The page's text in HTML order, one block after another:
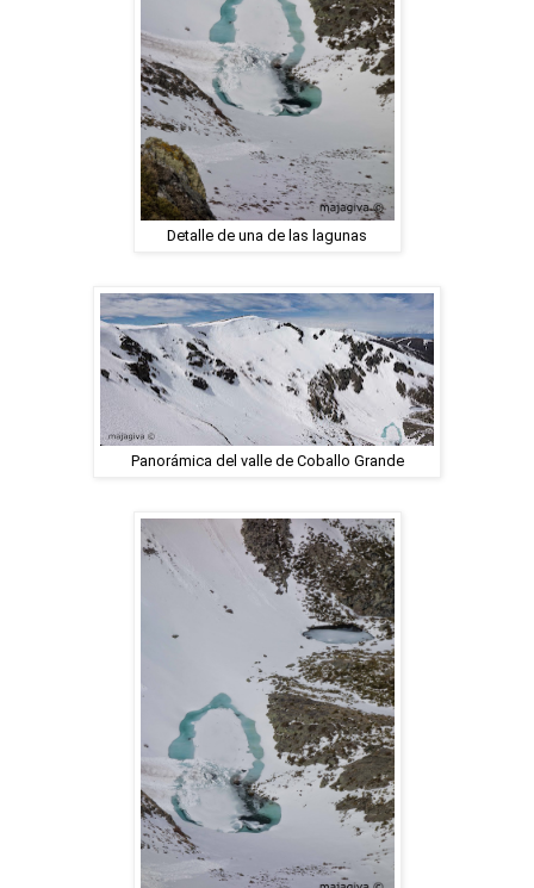
Detalle de una de las lagunas
Panorámica del valle de Coballo Grande